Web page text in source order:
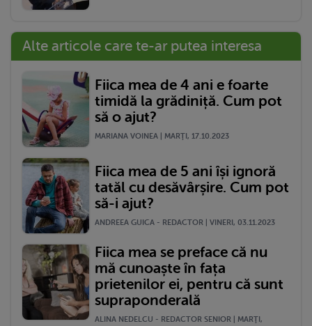
Alte articole care te-ar putea interesa
Fiica mea de 4 ani e foarte
timidă la grădiniță. Cum pot
să o ajut?
MARIANA VOINEA | MARŢI, 17.10.2023
Fiica mea de 5 ani își ignoră
tatăl cu desăvârșire. Cum pot
să-i ajut?
ANDREEA GUICA - REDACTOR | VINERI, 03.11.2023
Fiica mea se preface că nu
mă cunoaște în fața
prietenilor ei, pentru că sunt
supraponderală
ALINA NEDELCU - REDACTOR SENIOR | MARŢI,